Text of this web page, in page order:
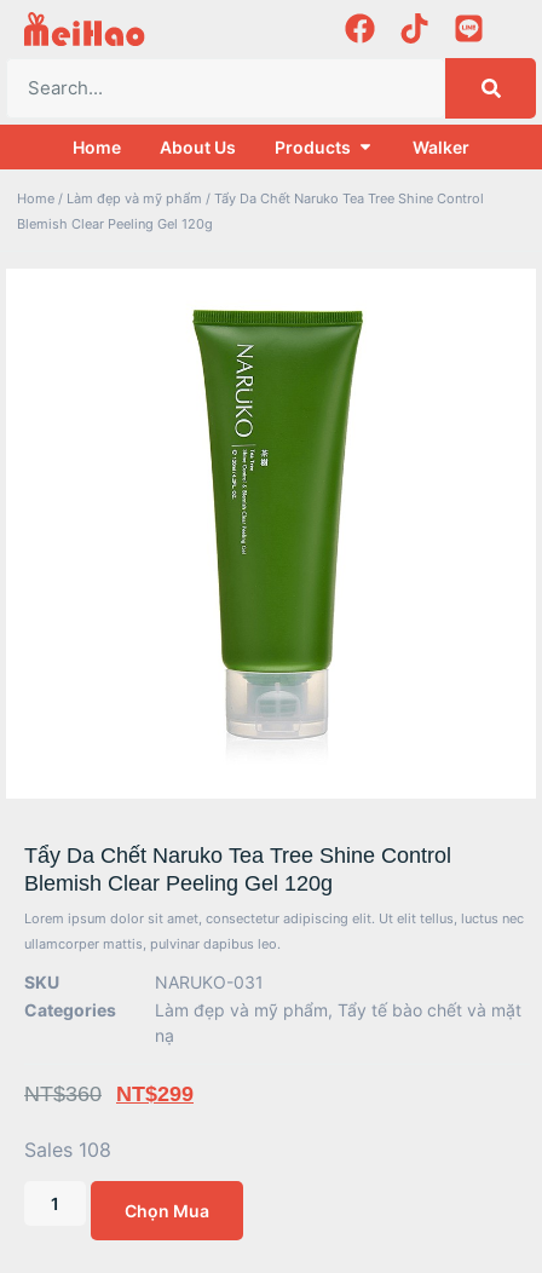
Home About Us Products Walker
Home / Làm đẹp và mỹ phẩm / Tẩy Da Chết Naruko Tea Tree Shine Control
Blemish Clear Peeling Gel 120g
Tẩy Da Chết Naruko Tea Tree Shine Control
Blemish Clear Peeling Gel 120g
Lorem ipsum dolor sit amet, consectetur adipiscing elit. Ut elit tellus, luctus nec
ullamcorper mattis, pulvinar dapibus leo.
SKU
NARUKO-031
Categories
Làm đẹp và mỹ phẩm, Tẩy tế bào chết và mặt
nạ
NT$360 NT$299
Sales 108
Chọn Mua